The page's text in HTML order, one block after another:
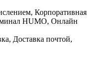
Корпоративная
HUMO, Онлайн
Доставка почтой,